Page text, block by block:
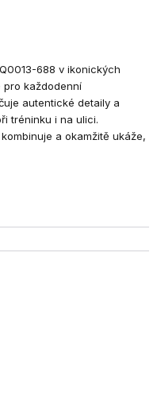
688 v ikonických
pro každodenní
autentické detaily a
tréninku i na ulici.
a okamžitě ukáže,